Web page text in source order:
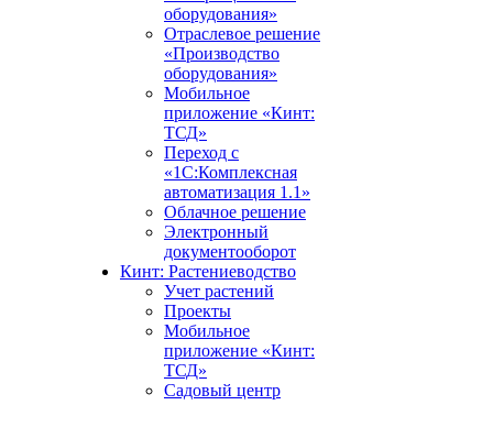
оборудования»
Отраслевое решение
«Производство
оборудования»
Мобильное
приложение «Кинт:
ТСД»
Переход с
«1С:Комплексная
автоматизация 1.1»
Облачное решение
Электронный
документооборот
Кинт: Растениеводство
Учет растений
Проекты
Мобильное
приложение «Кинт:
ТСД»
Садовый центр